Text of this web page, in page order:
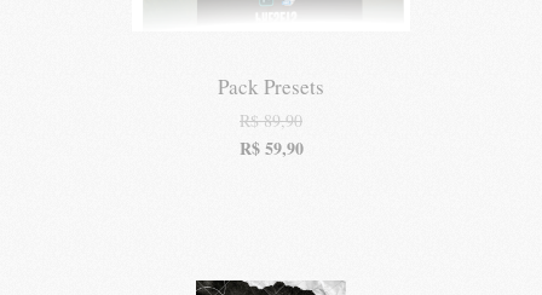
Pack Presets
R$89,90
R$59,90